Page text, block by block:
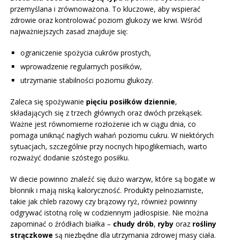
przemyślana i zrównoważona. To kluczowe, aby wspierać
zdrowie oraz kontrolować poziom glukozy we krwi. Wśród
najważniejszych zasad znajduje się:
ograniczenie spożycia cukrów prostych,
wprowadzenie regularnych posiłków,
utrzymanie stabilności poziomu glukozy.
Zaleca się spożywanie pięciu posiłków dziennie,
składających się z trzech głównych oraz dwóch przekąsek.
Ważne jest równomierne rozłożenie ich w ciągu dnia, co
pomaga uniknąć nagłych wahań poziomu cukru. W niektórych
sytuacjach, szczególnie przy nocnych hipoglikemiach, warto
rozważyć dodanie szóstego posiłku.
W diecie powinno znaleźć się dużo warzyw, które są bogate w
błonnik i mają niską kaloryczność. Produkty pełnoziarniste,
takie jak chleb razowy czy brązowy ryż, również powinny
odgrywać istotną rolę w codziennym jadłospisie. Nie można
zapominać o źródłach białka – chudy drób, ryby oraz rośliny
strączkowe są niezbędne dla utrzymania zdrowej masy ciała.